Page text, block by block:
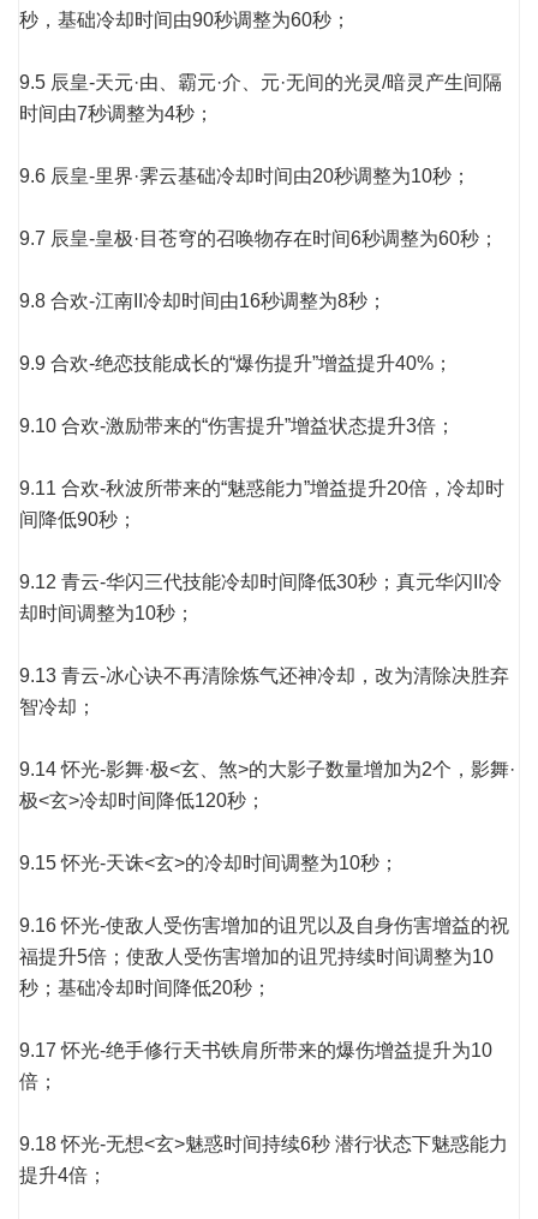
秒，基础冷却时间由90秒调整为60秒；
9.5 辰皇-天元·由、霸元·介、元·无间的光灵/暗灵产生间隔
时间由7秒调整为4秒；
9.6 辰皇-里界·霁云基础冷却时间由20秒调整为10秒；
9.7 辰皇-皇极·目苍穹的召唤物存在时间6秒调整为60秒；
9.8 合欢-江南II冷却时间由16秒调整为8秒；
9.9 合欢-绝恋技能成长的“爆伤提升”增益提升40%；
9.10 合欢-激励带来的“伤害提升”增益状态提升3倍；
9.11 合欢-秋波所带来的“魅惑能力”增益提升20倍，冷却时
间降低90秒；
9.12 青云-华闪三代技能冷却时间降低30秒；真元华闪II冷
却时间调整为10秒；
9.13 青云-冰心诀不再清除炼气还神冷却，改为清除决胜弃
智冷却；
9.14 怀光-影舞·极<玄、煞>的大影子数量增加为2个，影舞·
极<玄>冷却时间降低120秒；
9.15 怀光-天诛<玄>的冷却时间调整为10秒；
9.16 怀光-使敌人受伤害增加的诅咒以及自身伤害增益的祝
福提升5倍；使敌人受伤害增加的诅咒持续时间调整为10
秒；基础冷却时间降低20秒；
9.17 怀光-绝手修行天书铁肩所带来的爆伤增益提升为10
倍；
9.18 怀光-无想<玄>魅惑时间持续6秒 潜行状态下魅惑能力
提升4倍；